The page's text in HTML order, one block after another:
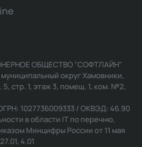
ОБЩЕСТВО "СОФТЛАЙН"
муниципальный округ Хамовники,
5, стр. 1, этаж 3, помещ. 1, ком. №2,
1027736009333 / ОКВЭД: 46.90
в области IT по перечню,
Минцифры России от 11 мая
4.01